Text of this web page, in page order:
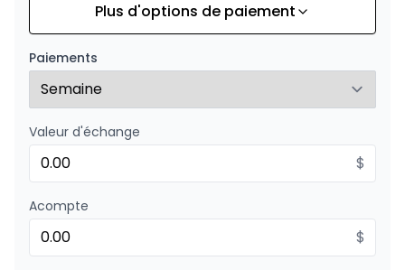
Financement sur 60 mois
0.00 $ d'acompte • 8.99%
À partir de :
Financement sur 36 mois
Financement sur 36 mois
0.00 $ d'acompte • 8.99%
À partir de :
Financement sur 24 mois
Plus d'options de paiement
Paiements
Valeur d'échange
$
Acompte
$